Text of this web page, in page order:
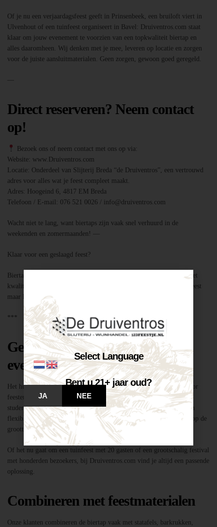
Of je nu een verjaardagsfeest geeft in Prinsenbeek, een bruiloft viert in
Ulvenhout of een tuinfeest organiseert in Bavel: Druiventros.com staat
klaar om jouw evenement te voorzien van een topkwaliteit biertap en
alles daaromheen. Wij denken met je mee, leveren op locatie en zorgen
voor de juiste aansluitmaterialen. Geen zorgen, gewoon goed geregeld.
—
Direct reserveren? Neem contact
op!
Bezoek ons of neem contact met ons op via:
Website: www.Druiventros.com
Locatie: Onderdeel van Slijterij Breda “de Druiventros”, een vertrouwd
adres voor alles wat je feest compleet maakt.
Adres: Hoogeind 6, 4817 EM Breda
Telefoon / E-mail: 076 521 0026 / info@druiventros.com
Wacht niet te lang, want biertaps zijn vaak snel verhuurd in de
weekenden en zomermaanden! —
Klaar voor een geslaagd feest?
Biertap huren locatie Breda – snel geregeld via Druiventros.com, met
kwaliteit en service van Slijterij Breda “de Druiventros”. Laat het feest
maar komen!
***
Geschikt voor elk type feest of
evenement
Het huren van een biertap in locatie Breda is niet alleen geschikt voor
feesten thuis, maar ook voor bedrijfsevenementen, buurtfeesten,
studentenfeestjes en verenigingsactiviteiten. Dankzij de mobiliteit en
flexibiliteit van onze tapinstallaties kunnen we moeiteloos inspelen op de
grootte en aard van elk evenement.
Of het nu gaat om een tuinfeest met 20 gasten of een grootschalig festival
met honderden bezoekers, bij Druiventros.com vind je altijd een passende
oplossing.
Combineren met feestmaterialen
Onze klanten combineren de biertap vaak met statafels, barkrukken,
Select Language
Bent u 21+ jaar oud?
JA NEE